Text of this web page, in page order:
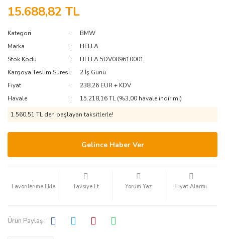
15.688,82 TL
Kategori
BMW
Marka
HELLA
Stok Kodu
HELLA 5DV009610001
Kargoya Teslim Süresi
2 İş Günü
Fiyat
238,26 EUR + KDV
Havale
15.218,16 TL (%3,00 havale indirimi)
1.560,51 TL den başlayan taksitlerle!
Gelince Haber Ver
Tavsiye Et Yorum Yaz Fiyat Alarmı
Ürün Paylaş :